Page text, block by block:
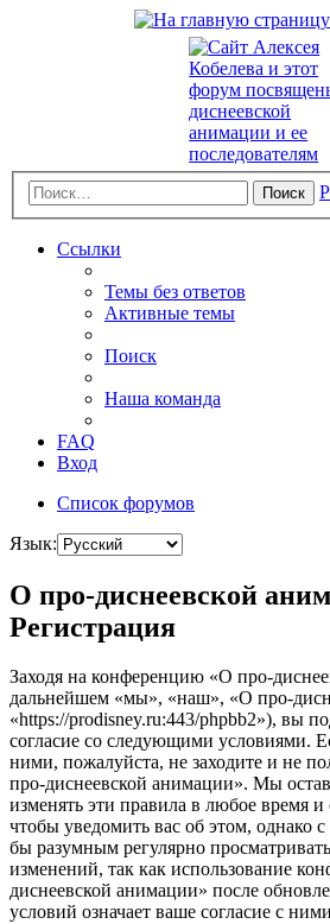
Поиск
Ссылки
Темы без ответов
Активные темы
Поиск
Наша команда
FAQ
Вход
Список форумов
Язык:
О про-диснеевской
Регистрация
Заходя на конференцию «О про-
дальнейшем «мы», «наш», «О про-
«https://prodisney.ru:443/phpbb2»), вы
согласие со следующими условиями.
ними, пожалуйста, не заходите и не
про-диснеевской анимации». Мы
изменять эти правила в любое время и
чтобы уведомить вас об этом, однако
бы разумным регулярно
изменений, так как использование
диснеевской анимации» после
условий означает ваше согласие с